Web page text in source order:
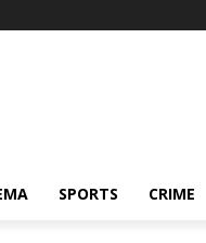
SPORTS CRIME